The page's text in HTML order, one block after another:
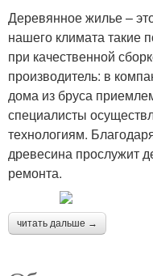
Деревянное жилье –
нашего климата такие
при качественной
производитель: в
дома из бруса
специалисты
технологиям.
древесина прослужит
ремонта.
читать дальше →